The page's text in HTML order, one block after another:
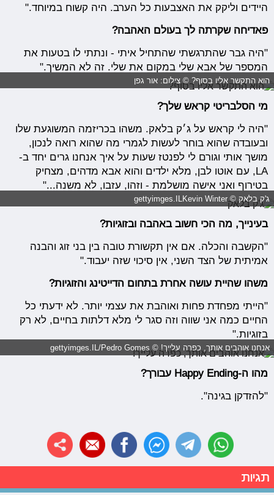
היידים וליקק את האצבעות כל הערב. היה קשוח במיוחד."
פאדיחה שקרתה לך בעולם האהבה?
"היה גבר שהתרגשתי שהתחיל איתי - ונתתי לו בטעות את
המספר של אבא שלי במקום את שלי. זה לא המשיך."
הוא התקשר אליו בסוף? © צילום: אור גפן
מי הסלבריטי קראש שלך?
"היה לי קראש על ג׳ק בלאק. משהו בכריזמה המשוגעת שלו
ובעובדה שהוא בוחר לעשות לגמרי מה שהוא רואה לנכון,
מושך אותי וגורם לי לפנטז שעות על איך אנחנו גרים יחד ב-
LA, עם אוטו לבן, מלא ילדים והוא אבא מדהים, מצחיק
בטירוף ואני אישה מושלמת - וזהו, עזבו, לא משנה..."
ג'ק בלאק © gettyimges.ILKevin Winter
בעינייך, מה הכי חשוב באהבה ובזוגיות?
"הקשבה והכלה. אם אין תקשורת טובה בין בני זוג והבנה
אמיתית של הצד השני, אין סיכוי שזה יעבוד."
משהו שהיית עושה אחרת בתחום הדייטינג והזוגיות?
"הייתי מפחדת פחות ואוהבת את עצמי יותר. לא ידעתי כל
החיים כמה אני שווה וזה סגר לי מלא דלתות בחיים, לא רק
בזוגיות."
אנחנו אוהבים אותך, כפרה עלייך! © gettyimges.IL/Pedro Gomes
מהו ה-Happy Ending עבורך?
"להזדקן בגינה".
תגיות